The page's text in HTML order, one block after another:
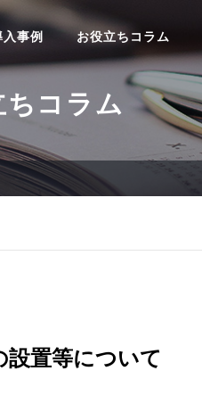
入事例 お役立ちコラム
ちコラム
設置等について